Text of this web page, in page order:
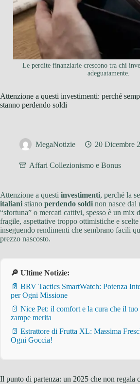
Le perdite finanziarie crescono tra chi
adeguatamente.
Attenzione a questi investimenti: perché
stanno perdendo soldi
MegaNotizie 20 Dicembre
Affari Collezionismo e Bonus
Attenzione a questi investimenti, perché la
italiani stiano perdendo soldi non nasce dal
“sfortuna” o mercati cattivi, spesso è un mix
fragile, aspettative troppo ottimistiche e
inseguendo rendimenti che sembrano facili
prezzo nascosto.
🔎 Ultime Notizie:
📄 BRV Tactics SmartWatch: Potenza
per Ogni Missione
📄 Nice Pet: il comfort e la cura che il tuo
zampe merita
📄 Estrattore di Frutta XL: Massima
Ogni Goccia!
Il punto di partenza: un 2025 che non regala